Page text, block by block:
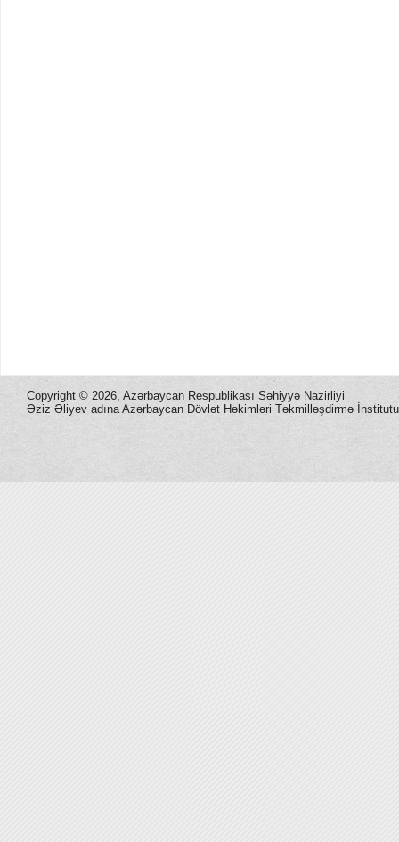
Copyright © 2026, Azərbaycan Respublikası Səhiyyə Nazirliyi
Əziz Əliyev adına Azərbaycan Dövlət Həkimləri Təkmilləşdirmə İnstitutu